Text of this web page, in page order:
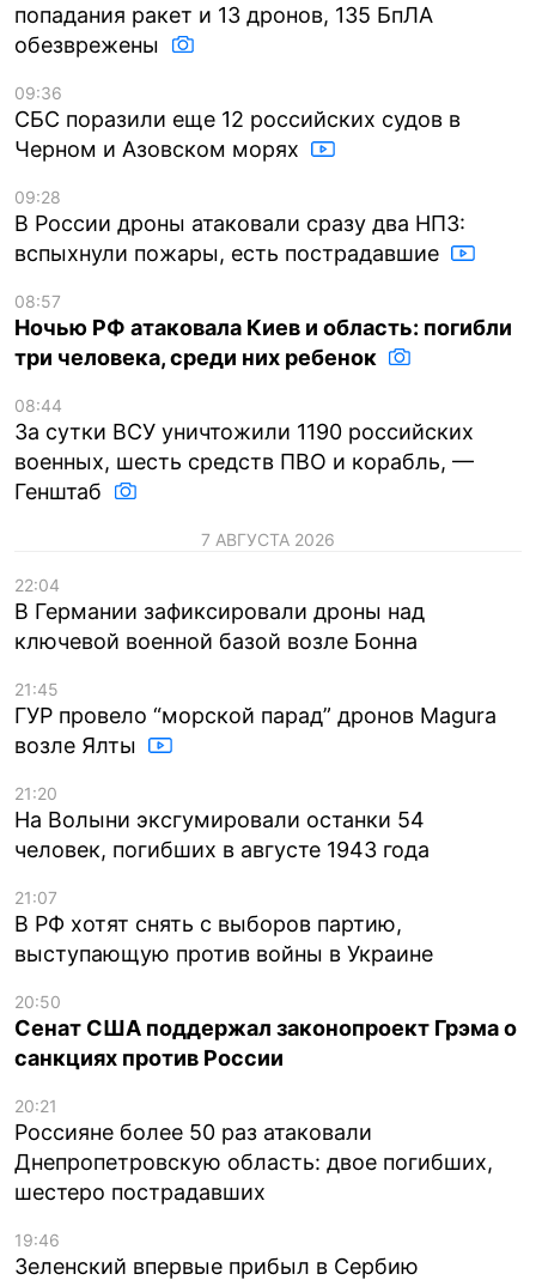
попадания ракет и 13 дронов, 135 БпЛА
обезврежены
09:36
СБС поразили еще 12 российских судов в
Черном и Азовском морях
09:28
В России дроны атаковали сразу два НПЗ:
вспыхнули пожары, есть пострадавшие
08:57
Ночью РФ атаковала Киев и область: погибли
три человека, среди них ребенок
08:44
За сутки ВСУ уничтожили 1190 российских
военных, шесть средств ПВО и корабль, —
Генштаб
7 АВГУСТА 2026
22:04
В Германии зафиксировали дроны над
ключевой военной базой возле Бонна
21:45
ГУР провело “морской парад” дронов Magura
возле Ялты
21:20
На Волыни эксгумировали останки 54
человек, погибших в августе 1943 года
21:07
В РФ хотят снять с выборов партию,
выступающую против войны в Украине
20:50
Сенат США поддержал законопроект Грэма о
санкциях против России
20:21
Россияне более 50 раз атаковали
Днепропетровскую область: двое погибших,
шестеро пострадавших
19:46
Зеленский впервые прибыл в Сербию